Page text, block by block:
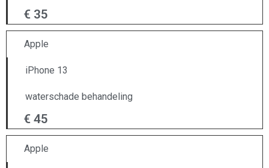
€ 35
Apple
iPhone 13
waterschade behandeling
€ 45
Apple